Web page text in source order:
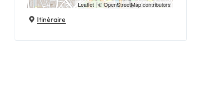
Leaflet | ©OpenStreetMapcontributors
Itinéraire